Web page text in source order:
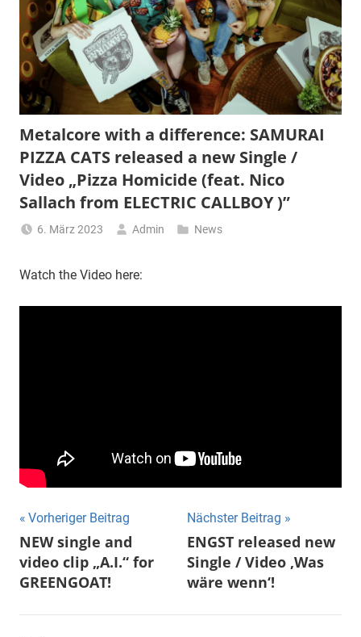
Metalcore with a difference: SAMURAI
PIZZA CATS released a new Single /
Video „Pizza Homicide (feat. Nico
Sallach from ELECTRIC CALLBOY )”
6. März 2023 Admin News
Watch the Video here:
Beitragsnavigation
Vorheriger Beitrag
NEW single and
video clip „A.I.“ for
GREENGOAT!
Nächster Beitrag
ENGST released new
Single / Video ‚Was
wäre wenn‘!